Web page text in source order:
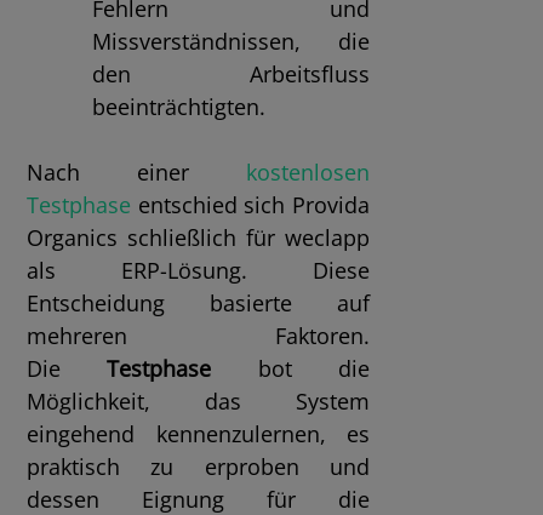
Fehlern und
Missverständnissen, die
den Arbeitsfluss
beeinträchtigten.
Nach einer kostenlosen
Testphase entschied sich Provida
Organics schließlich für weclapp
als ERP-Lösung. Diese
Entscheidung basierte auf
mehreren Faktoren.
DieTestphase bot die
Möglichkeit, das System
eingehend kennenzulernen, es
praktisch zu erproben und
dessen Eignung für die